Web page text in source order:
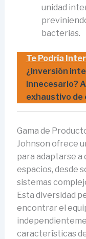
unidad
bacterias.
Te Podría
¿Inversión
innecesario?
exhaustivo de
Gama de
Johnson ofrece
para adaptarse
espacios, desde
sistemas
Esta diversidad
encontrar el
características